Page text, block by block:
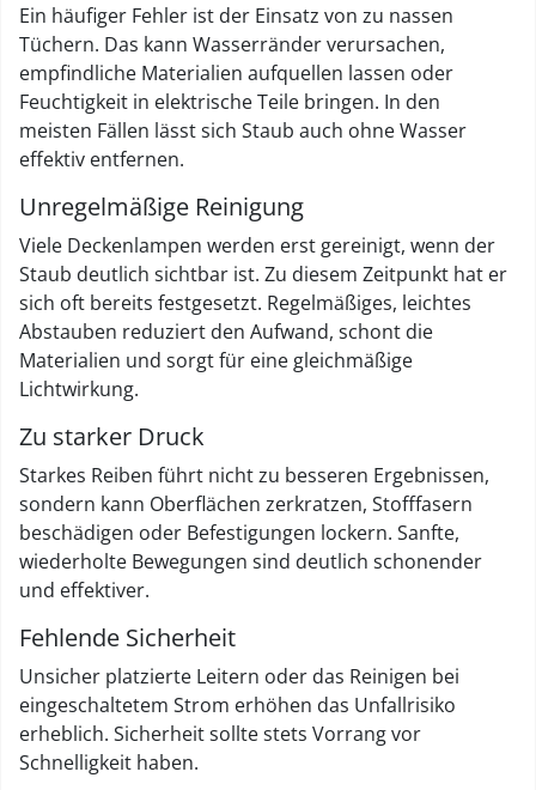
Ein häufiger Fehler ist der Einsatz von zu nassen
Tüchern. Das kann Wasserränder verursachen,
empfindliche Materialien aufquellen lassen oder
Feuchtigkeit in elektrische Teile bringen. In den
meisten Fällen lässt sich Staub auch ohne Wasser
effektiv entfernen.
Unregelmäßige Reinigung
Viele Deckenlampen werden erst gereinigt, wenn der
Staub deutlich sichtbar ist. Zu diesem Zeitpunkt hat er
sich oft bereits festgesetzt. Regelmäßiges, leichtes
Abstauben reduziert den Aufwand, schont die
Materialien und sorgt für eine gleichmäßige
Lichtwirkung.
Zu starker Druck
Starkes Reiben führt nicht zu besseren Ergebnissen,
sondern kann Oberflächen zerkratzen, Stofffasern
beschädigen oder Befestigungen lockern. Sanfte,
wiederholte Bewegungen sind deutlich schonender
und effektiver.
Fehlende Sicherheit
Unsicher platzierte Leitern oder das Reinigen bei
eingeschaltetem Strom erhöhen das Unfallrisiko
erheblich. Sicherheit sollte stets Vorrang vor
Schnelligkeit haben.